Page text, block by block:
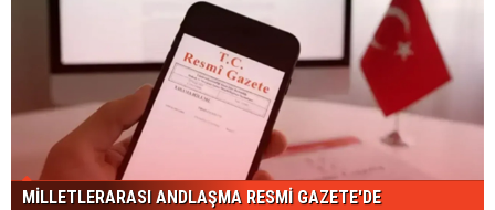
MİLLETLERARASI ANDLAŞMA RESMİ GAZETE'DE